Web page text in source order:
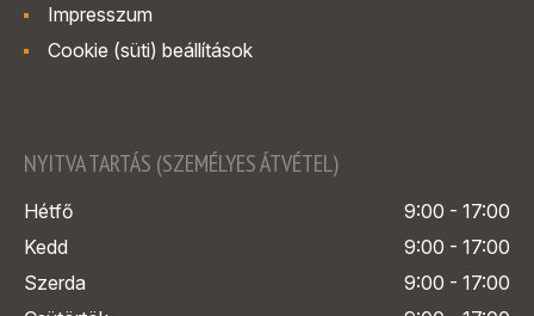
Impresszum
Cookie (süti) beállítások
NYITVA TARTÁS (SZEMÉLYES ÁTVÉTEL)
Hétfő
9:00 - 17:00
Kedd
9:00 - 17:00
Szerda
9:00 - 17:00